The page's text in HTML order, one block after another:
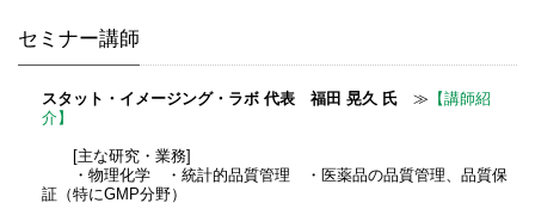
セミナー講師
スタット・イメージング・ラボ 代表 福田 晃久 氏≫ 【講師紹
介】
[主な研究・業務]
・物理化学 ・統計的品質管理 ・医薬品の品質管理、品質保
証（特にGMP分野）